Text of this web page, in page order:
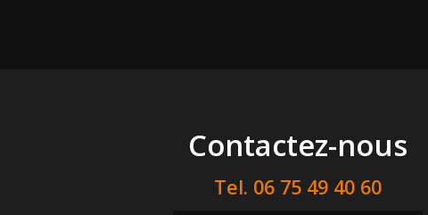
Contactez-nous
Tel. 06 75 49 40 60